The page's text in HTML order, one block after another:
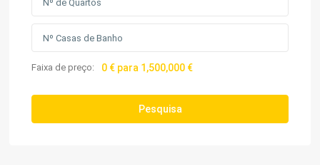
Faixa de preço: 0 € para 1,500,000 €
Pesquisa